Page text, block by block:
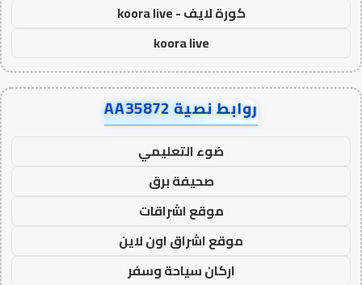
كورة لايف - koora live
koora live
روابط نصية AA35872
ضوء التعليمي
صحيفة برق
موقع اشراقات
موقع اشراق اون لاين
اركان سياحة وسفر